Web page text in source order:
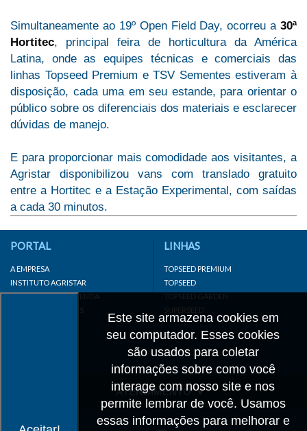
Simultaneamente ao 19º Open Field Day, ocorreu a 30ª
Hortitec, principal feira de horticultura da América
Latina, onde as equipes técnicas e comerciais das
linhas Topseed Premium e TSV Sementes estiveram à
disposição, cada uma em seu estande, para orientar o
público sobre os diferenciais dos materiais e esclarecer
dúvidas de manejo.
E para proporcionar mais comodidade aos visitantes, a
Agristar disponibilizou vans com translado gratuito
entre a Hortitec e a Estação Experimental, com saídas
a cada 30 minutos.
Este site armazena cookies em
seu computador. Esses cookies
são usados para coletar
informações sobre como você
interage com nosso site e nos
permite lembrar de você. Usamos
essas informações para melhorar e
PORTAL
A EMPRESA
INSTITUTO AGRISTAR
DISTRIBUIDOR/REVENDA
LINKS IMPORTANTES
LINHAS
TOPSEED PREMIUM
TOPSEED
TOPSEED GARDEN
SUPERSEED
ATENDIMENTO